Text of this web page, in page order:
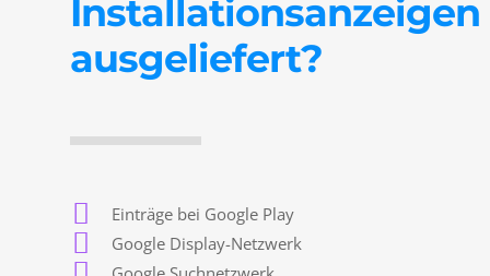
Installationsanzeigen
ausgeliefert?
Einträge bei Google Play
Google Display-Netzwerk